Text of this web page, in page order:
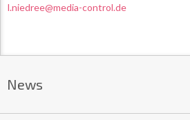
l.niedree@media-control.de
News